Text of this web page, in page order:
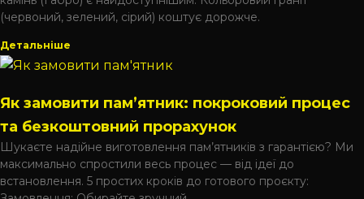
(червоний, зелений, сірий) коштує дорожче.
Детальніше
Як замовити пам’ятник: покроковий процес
та безкоштовний прорахунок
Шукаєте надійне виготовлення пам’ятників з гарантією? Ми
максимально спростили весь процес — від ідеї до
встановлення. 5 простих кроків до готового проєкту: